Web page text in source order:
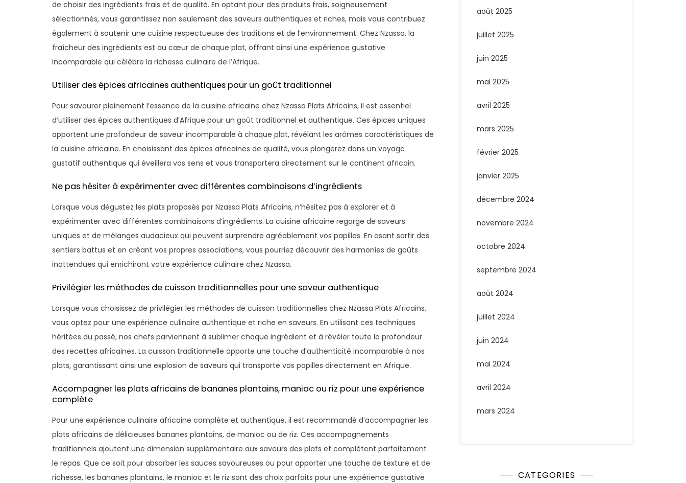
de choisir des ingrédients frais et de qualité. En optant pour des produits frais, soigneusement
sélectionnés, vous garantissez non seulement des saveurs authentiques et riches, mais vous contribuez
également à soutenir une cuisine respectueuse des traditions et de l’environnement. Chez Nzassa, la
fraîcheur des ingrédients est au cœur de chaque plat, offrant ainsi une expérience gustative
incomparable qui célèbre la richesse culinaire de l’Afrique.
Utiliser des épices africaines authentiques pour un goût traditionnel
Pour savourer pleinement l’essence de la cuisine africaine chez Nzassa Plats Africains, il est essentiel
d’utiliser des épices authentiques d’Afrique pour un goût traditionnel et authentique. Ces épices uniques
apportent une profondeur de saveur incomparable à chaque plat, révélant les arômes caractéristiques de
la cuisine africaine. En choisissant des épices africaines de qualité, vous plongerez dans un voyage
gustatif authentique qui éveillera vos sens et vous transportera directement sur le continent africain.
Ne pas hésiter à expérimenter avec différentes combinaisons d’ingrédients
Lorsque vous dégustez les plats proposés par Nzassa Plats Africains, n’hésitez pas à explorer et à
expérimenter avec différentes combinaisons d’ingrédients. La cuisine africaine regorge de saveurs
uniques et de mélanges audacieux qui peuvent surprendre agréablement vos papilles. En osant sortir des
sentiers battus et en créant vos propres associations, vous pourriez découvrir des harmonies de goûts
inattendues qui enrichiront votre expérience culinaire chez Nzassa.
Privilégier les méthodes de cuisson traditionnelles pour une saveur authentique
Lorsque vous choisissez de privilégier les méthodes de cuisson traditionnelles chez Nzassa Plats Africains,
vous optez pour une expérience culinaire authentique et riche en saveurs. En utilisant ces techniques
héritées du passé, nos chefs parviennent à sublimer chaque ingrédient et à révéler toute la profondeur
des recettes africaines. La cuisson traditionnelle apporte une touche d’authenticité incomparable à nos
plats, garantissant ainsi une explosion de saveurs qui transporte vos papilles directement en Afrique.
Accompagner les plats africains de bananes plantains, manioc ou riz pour une expérience
complète
Pour une expérience culinaire africaine complète et authentique, il est recommandé d’accompagner les
plats africains de délicieuses bananes plantains, de manioc ou de riz. Ces accompagnements
traditionnels ajoutent une dimension supplémentaire aux saveurs des plats et complètent parfaitement
le repas. Que ce soit pour absorber les sauces savoureuses ou pour apporter une touche de texture et de
richesse, les bananes plantains, le manioc et le riz sont des choix parfaits pour une expérience gustative
août 2025
juillet 2025
juin 2025
mai 2025
avril 2025
mars 2025
février 2025
janvier 2025
décembre 2024
novembre 2024
octobre 2024
septembre 2024
août 2024
juillet 2024
juin 2024
mai 2024
avril 2024
mars 2024
CATEGORIES